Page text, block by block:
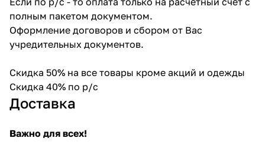
полным пакетом документом.
Оформление договоров и сбором от Вас
учредительных документов.
Скидка 50% на все товары кроме акций и одежды
Скидка 40% по р/с
Доставка
Важно для всех!